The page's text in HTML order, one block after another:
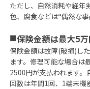
ただし、自然消耗や経年
色、腐食などは“偶然な
■保険金額は最大5万
保険金額は故障(破損)し
ます。修理可能な場合は
2500円が支払われます
回数は年間1回、1端末機